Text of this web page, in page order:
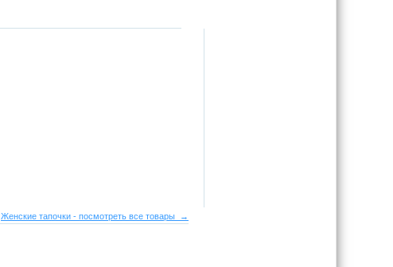
Женские тапочки - посмотреть все товары →